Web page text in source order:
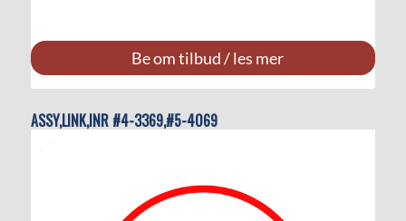
Be om tilbud / les mer
ASSY,LINK,INR #4-3369,#5-4069